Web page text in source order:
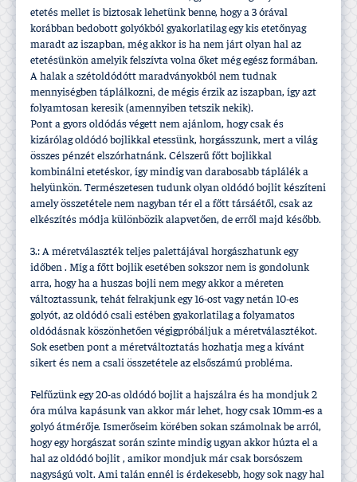
etetés mellet is biztosak lehetünk benne, hogy a 3 órával
korábban bedobott golyókból gyakorlatilag egy kis etetőnyag
maradt az iszapban, még akkor is ha nem járt olyan hal az
etetésünkön amelyik felszí­vta volna őket még egész formában.
A halak a szétoldódótt maradványokból nem tudnak
mennyiségben táplálkozni, de mégis érzik az iszapban, í­gy azt
folyamtosan keresik (amennyiben tetszik nekik).
Pont a gyors oldódás végett nem ajánlom, hogy csak és
kizárólag oldódó bojlikkal etessünk, horgásszunk, mert a világ
összes pénzét elszórhatnánk. Célszerű főtt bojlikkal
kombinálni etetéskor, í­gy mindig van darabosabb táplálék a
helyünkön. Természetesen tudunk olyan oldódó bojlit készí­teni
amely összetétele nem nagyban tér el a főtt társáétől, csak az
elkészí­tés módja különbözik alapvetően, de erről majd később.
3.: A méretválaszték teljes palettájával horgászhatunk egy
időben . Mí­g a főtt bojlik esetében sokszor nem is gondolunk
arra, hogy ha a huszas bojli nem megy akkor a méreten
változtassunk, tehát felrakjunk egy 16-ost vagy netán 10-es
golyót, az oldódó csali estében gyakorlatilag a folyamatos
oldódásnak köszönhetően végigpróbáljuk a méretválasztékot.
Sok esetben pont a méretváltoztatás hozhatja meg a kí­vánt
sikert és nem a csali összetétele az elsőszámú probléma.
Felfűzünk egy 20-as oldódó bojlit a hajszálra és ha mondjuk 2
óra múlva kapásunk van akkor már lehet, hogy csak 10mm-es a
golyó átmérője. Ismerőseim körében sokan számolnak be arról,
hogy egy horgászat során szinte mindig ugyan akkor húzta el a
hal az oldódó bojlit , amikor mondjuk már csak borsószem
nagyságú volt. Ami talán ennél is érdekesebb, hogy sok nagy hal